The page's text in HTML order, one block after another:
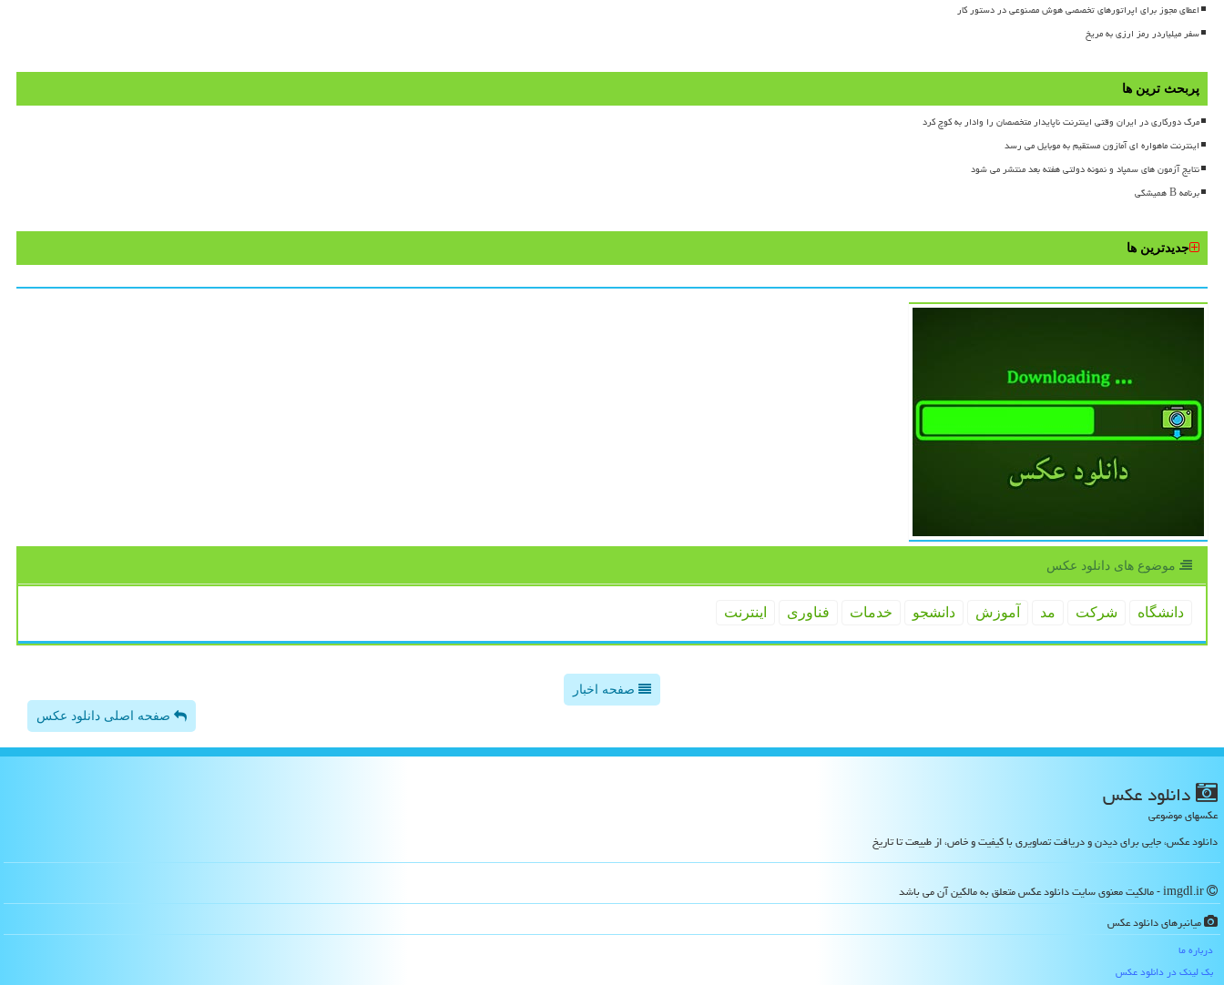
اعطای مجوز برای اپراتورهای تخصصی هوش مصنوعی در دستور کار
سفر میلیاردر رمز ارزی به مریخ
پربحث ترین ها
مرگ دورکاری در ایران وقتی اینترنت ناپایدار متخصصان را وادار به کوچ کرد
اینترنت ماهواره ای آمازون مستقیم به موبایل می رسد
نتایج آزمون های سمپاد و نمونه دولتی هفته بعد منتشر می شود
برنامه B همیشگی
جدیدترین ها
موضوع های دانلود عكس
دانشگاه شركت مد آموزش دانشجو خدمات فناوری اینترنت
صفحه اخبار
صفحه اصلی دانلود عکس
دانلود عكس
عکسهای موضوعی
دانلود عکس، جایی برای دیدن و دریافت تصاویری با کیفیت و خاص، از طبیعت تا تاریخ
میانبرهای دانلود عكس
درباره ما
بک لینک در دانلود عكس